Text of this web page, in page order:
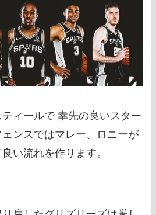
ィールで 幸先の良いスター
ェンスではマレー、ロニーが
い流れを作ります。